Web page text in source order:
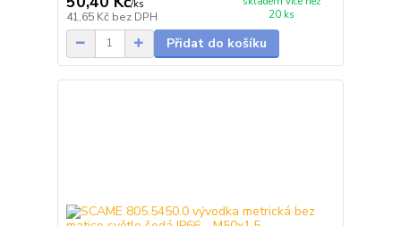
/ks
41,65 Kč bez DPH
20 ks
Přidat do košíku